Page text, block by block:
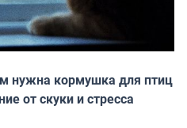
нужна кормушка для птиц
от скуки и стресса